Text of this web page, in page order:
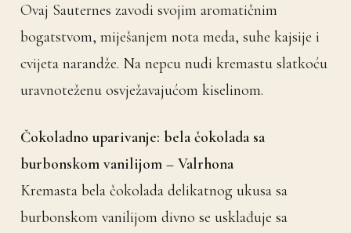
Ovaj Sauternes zavodi svojim aromatičnim
bogatstvom, miješanjem nota meda, suhe kajsije i
cvijeta narandže. Na nepcu nudi kremastu slatkoću
uravnoteženu osvježavajućom kiselinom.
Čokoladno uparivanje: bela čokolada sa
burbonskom vanilijom – Valrhona
Kremasta bela čokolada delikatnog ukusa sa
burbonskom vanilijom divno se usklađuje sa